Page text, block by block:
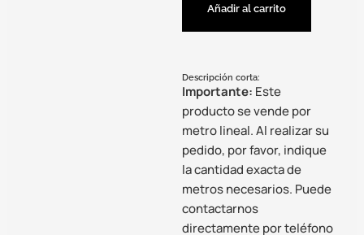
Añadir al carrito
Descripción corta:
Importante: Este
producto se vende por
metro lineal. Al realizar su
pedido, por favor, indique
la cantidad exacta de
metros necesarios. Puede
contactarnos
directamente por teléfono